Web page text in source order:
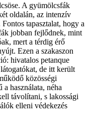
A gyümölcsfák
oldalán, az intenzív
tapasztalat, hogy a
jobban fejlődnek, mint
mert a térdig érő
Ezen a szakaszon
hivatalos petanque
de itt került
közösségi
a használata, néha
távolítani, s lakossági
elleni védekezés